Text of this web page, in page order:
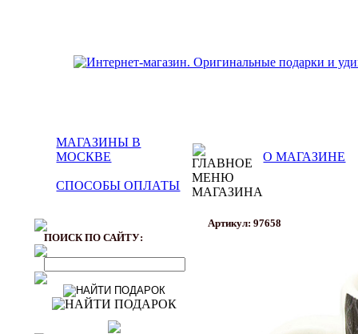
МАГАЗИНЫ В
МОСКВЕ
О МАГАЗИНЕ
СПОСОБЫ ОПЛАТЫ
ПОИСК ПО САЙТУ:
Артикул: 97658